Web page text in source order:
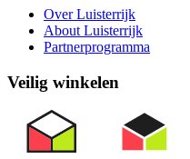
Over Luisterrijk
About Luisterrijk
Partnerprogramma
Veilig winkelen